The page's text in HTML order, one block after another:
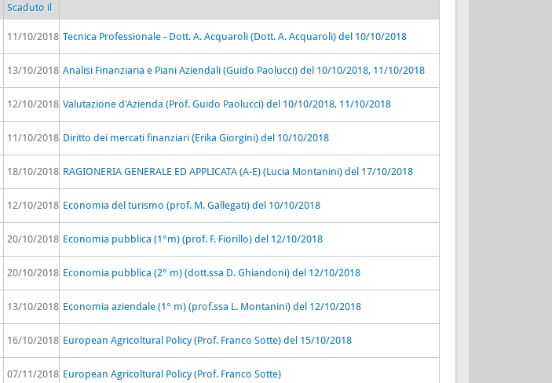
Scaduto il
11/10/2018 Tecnica Professionale - Dott. A. Acquaroli (Dott. A. Acquaroli) del 10/10/2018
13/10/2018 Analisi Finanziaria e Piani Aziendali (Guido Paolucci) del 10/10/2018, 11/10/2018
12/10/2018 Valutazione d'Azienda (Prof. Guido Paolucci) del 10/10/2018, 11/10/2018
11/10/2018 Diritto dei mercati finanziari (Erika Giorgini) del 10/10/2018
18/10/2018 RAGIONERIA GENERALE ED APPLICATA (A-E) (Lucia Montanini) del 17/10/2018
12/10/2018 Economia del turismo (prof. M. Gallegati) del 10/10/2018
20/10/2018 Economia pubblica (1°m) (prof. F. Fiorillo) del 12/10/2018
20/10/2018 Economia pubblica (2° m) (dott.ssa D. Ghiandoni) del 12/10/2018
13/10/2018 Economia aziendale (1° m) (prof.ssa L. Montanini) del 12/10/2018
16/10/2018 European Agricoltural Policy (Prof. Franco Sotte) del 15/10/2018
07/11/2018 European Agricoltural Policy (Prof. Franco Sotte)